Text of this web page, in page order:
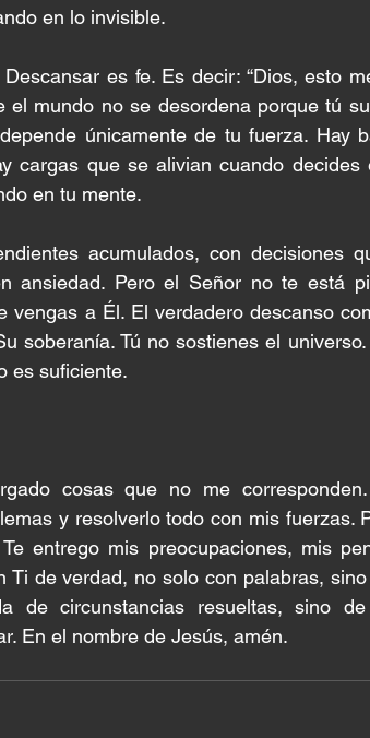
en lo invisible.
es fe. Es decir: “Dios, esto
el mundo no se desordena porque tú
únicamente de tu fuerza. Hay
cargas que se alivian cuando decides
en tu mente.
acumulados, con decisiones
ansiedad. Pero el Señor no te está
vengas a Él. El verdadero descanso
soberanía. Tú no sostienes el
es suficiente.
cosas que no me
y resolverlo todo con mis fuerzas.
entrego mis preocupaciones, mis
Ti de verdad, no solo con palabras,
de circunstancias resueltas, sino de
En el nombre de Jesús, amén.